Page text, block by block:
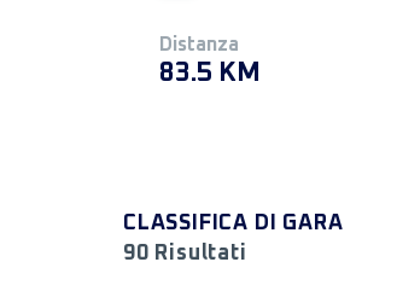
Distanza
83.5 KM
CLASSIFICA DI GARA
90 Risultati